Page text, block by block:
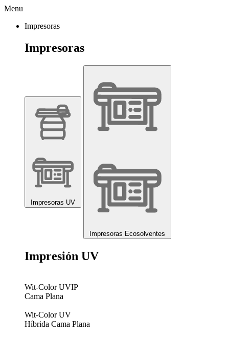
Menu
Impresoras
Impresoras
Impresoras UV
Impresoras Ecosolventes
Impresión UV
Wit-Color UVIP
Cama Plana
Wit-Color UV
Híbrida Cama Plana